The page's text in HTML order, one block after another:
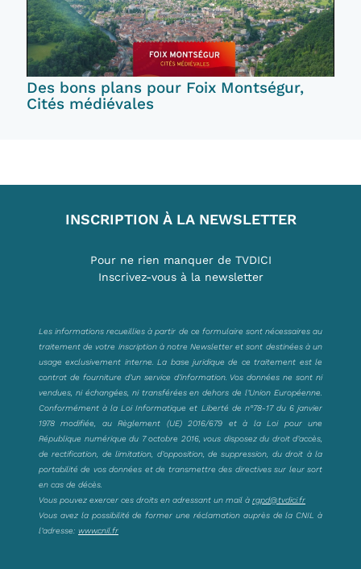
Des bons plans pour Foix Montségur,
Cités médiévales
INSCRIPTION À LA NEWSLETTER
Pour ne rien manquer de TVDICI
Inscrivez-vous à la newsletter
Les informations recueillies à partir de ce formulaire sont nécessaires au
traitement de votre inscription à notre Newsletter et sont destinées à un
usage exclusivement interne. La base juridique de ce traitement est le
contrat de fourniture d’un service d’information. Vos données ne sont ni
vendues, ni échangées, ni transférées en dehors de l’Union Européenne.
Conformément à la Loi Informatique et Liberté de n°78-17 du 6 janvier
1978 modifiée, au Règlement (UE) 2016/679 et à la Loi pour une
République numérique du 7 octobre 2016, vous disposez du droit d’accès,
de rectification, de limitation, d’opposition, de suppression, du droit à la
portabilité de vos données et de transmettre des directives sur leur sort
en cas de décès.
Vous pouvez exercer ces droits en adressant un mail à rgpd@tvdici.fr
Vous avez la possibilité de former une réclamation auprès de la CNIL à
l’adresse: www.cnil.fr